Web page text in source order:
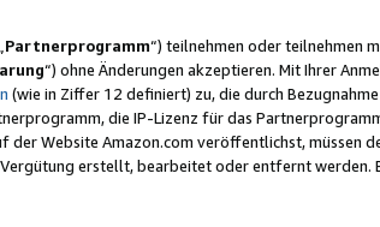
Partnerprogramm“) teilnehmen oder teilnehmen
“) ohne Änderungen akzeptieren. Mit Ihrer
(wie in Ziffer 12 definiert) zu, die durch
die IP-Lizenz für das
Website Amazon.com veröffentlichst, müssen
erstellt, bearbeitet oder entfernt werden.